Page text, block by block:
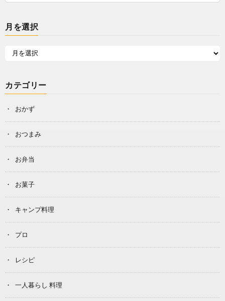
月を選択
カテゴリー
おかず
おつまみ
お弁当
お菓子
キャンプ料理
プロ
レシピ
一人暮らし 料理